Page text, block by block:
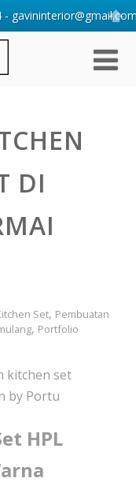
DI
Set, Pembuatan
, Portfolio
kitchen set
by Portu
HPL